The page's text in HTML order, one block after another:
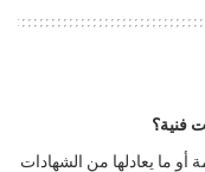
فنية؟
أو ما يعادلها من الشهادات